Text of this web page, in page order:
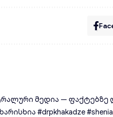
მედია — ფაქტებზე
#drpkhakadze